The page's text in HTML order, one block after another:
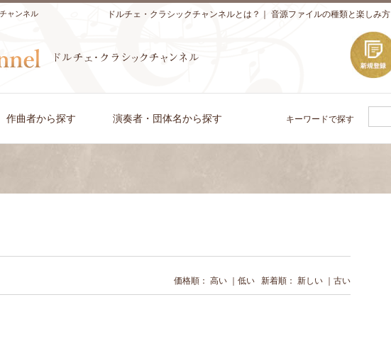
ャンネル 音源ファイルの種類と楽しみ方
ドルチェ・クラシックチャンネルとは？
作曲者から探す 演奏者・団体名から探す キーワードで探す
価格順： 高い 低い 新着順： 新しい 古い